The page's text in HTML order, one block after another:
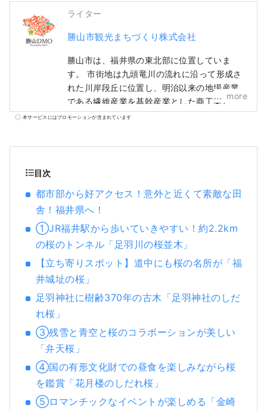
ライター
勝山市観光まちづくり株式会社
勝山市は、福井県の東北部に位置していま
す。 市街地は九頭竜川の流れに沿って形成さ
れた川岸段丘に位置し、明治以来の地場産業
である繊維産業を基幹産業とした商工業と、
古くから農林業が盛んな水と緑の豊かな田園
館の駐車場内にある「ジオターミナル」、
2020年６月にオープンした「道の駅 恐竜渓
谷かつやま」の運営など、勝山を訪れたお客
様にきめ細かなサービスを提供しています。
また、観光を軸として新たな事業の創造にも
積極的にチャレンジし、勝山のまちの活性化
を目指しています。
more
本サービスにはプロモーションが含まれています
目次
都市部から好アクセス！意外と近くて素敵な田
舎！福井県へ！
①JR福井駅から歩いていきやすい！約2.2km
の桜のトンネル「足羽川の桜並木」
【立ち寄りスポット】道中にも桜の名所が「福
井城址の桜」
足羽神社に樹齢370年の古木「足羽神社のしだ
れ桜」
③残雪と青空と桜のコラボーションが美しい
「弁天桜」
④国の有形文化財での昼食を楽しみながら桜
を鑑賞「花月楼のしだれ桜」
⑤ロマンチックなイベントが楽しめる「金崎